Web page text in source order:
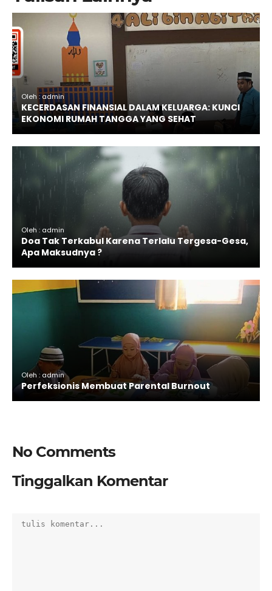
Oleh : admin
KECERDASAN FINANSIAL DALAM KELUARGA: KUNCI
EKONOMI RUMAH TANGGA YANG SEHAT
Oleh : admin
Doa Tak Terkabul Karena Terlalu Tergesa-Gesa,
Apa Maksudnya ?
Oleh : admin
Perfeksionis Membuat Parental Burnout
No Comments
Tinggalkan Komentar